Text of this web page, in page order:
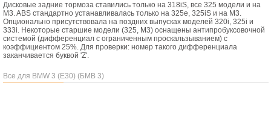
Дисковые задние тормоза ставились только на 318iS, все 325 модели и на
M3. ABS стандартно устанавливалась только на 325e, 325iS и на M3.
Опционально присутствовала на поздних выпусках моделей 320i, 325i и
333i. Некоторые старшие модели (325, M3) оснащены антипробуксовочной
системой (дифференциал с ограниченным проскальзыванием) с
коэффициентом 25%. Для проверки: номер такого дифференциала
заканчивается буквой 'Z'.
Все для BMW 3 (E30) (БМВ 3)